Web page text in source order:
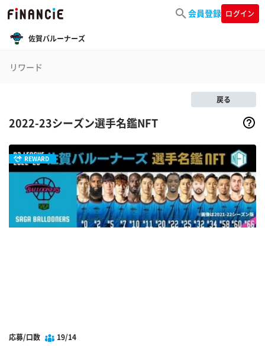
会員登録 ログイン
佐賀バルーナーズ
リワード
戻る
2022-23シーズン選手名鑑NFT
REWARD
応募/口数 19/14